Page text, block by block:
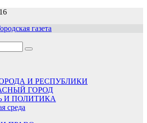
газета
И РЕСПУБЛИКИ
ГОРОД
И ПОЛИТИКА
среда